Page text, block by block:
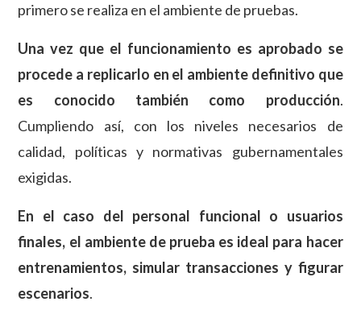
primero se realiza en el ambiente de pruebas.
Una vez que el funcionamiento es aprobado se
procede a replicarlo en el ambiente definitivo que
es conocido también como producción.
Cumpliendo así, con los niveles necesarios de
calidad, políticas y normativas gubernamentales
exigidas.
En el caso del personal funcional o usuarios
finales, el ambiente de prueba es ideal para hacer
entrenamientos, simular transacciones y figurar
escenarios.